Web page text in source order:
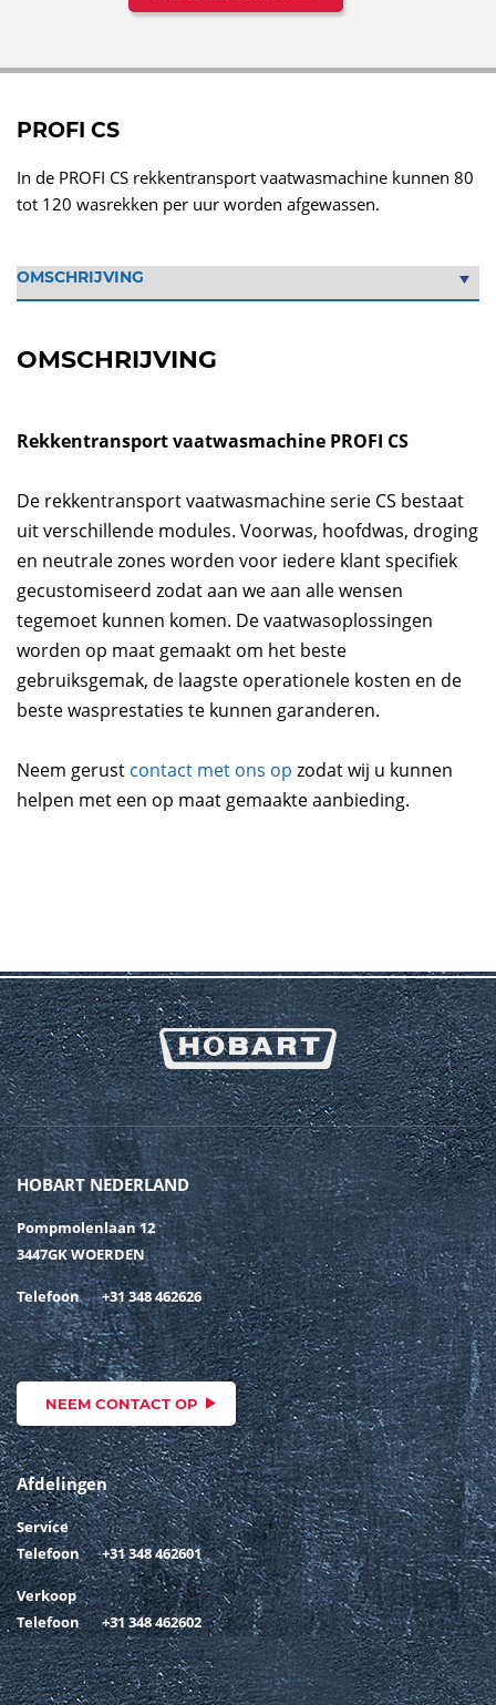
PROFI CS
In de PROFI CS rekkentransport vaatwasmachine kunnen 80
tot 120 wasrekken per uur worden afgewassen.
OMSCHRIJVING
Rekkentransport vaatwasmachine PROFI CS
De rekkentransport vaatwasmachine serie CS bestaat
uit verschillende modules. Voorwas, hoofdwas, droging
en neutrale zones worden voor iedere klant specifiek
gecustomiseerd zodat aan we aan alle wensen
tegemoet kunnen komen. De vaatwasoplossingen
worden op maat gemaakt om het beste
gebruiksgemak, de laagste operationele kosten en de
beste wasprestaties te kunnen garanderen.
Neem gerust contact met ons op zodat wij u kunnen
helpen met een op maat gemaakte aanbieding.
HOBART NEDERLAND
Pompmolenlaan 12
3447GK WOERDEN
Telefoon +31 348 462626
NEEM CONTACT OP
Afdelingen
Service
Telefoon
+31 348 462601
Verkoop
Telefoon
+31 348 462602